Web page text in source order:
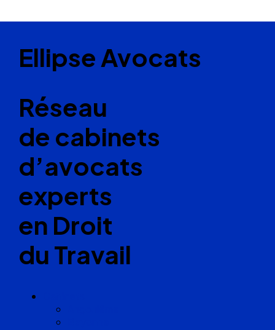
Ellipse Avocats
Réseau
de cabinets
d’avocats
experts
en Droit
du Travail